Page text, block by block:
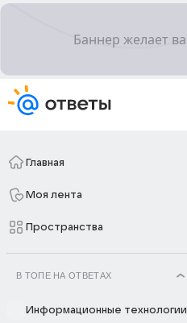
Главная
Моя лента
Пространства
В ТОПЕ НА ОТВЕТАХ
Информационные технологии